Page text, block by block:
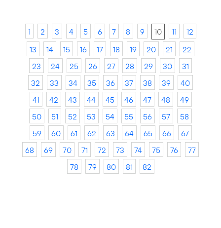
1 2 3 4 5 6 7 8 9 10 11
12
13
14 15 16 17 18 19 20 21
22
23
24 25 26 27 28 29 30
31
32
33 34 35 36 37 38 39
40
41
42 43 44 45 46 47 48
49
50
51 52 53 54 55 56 57
58
59
60 61 62 63 64 65 66
67
68
69 70 71 72 73 74 75 76
77
78
79 80 81 82